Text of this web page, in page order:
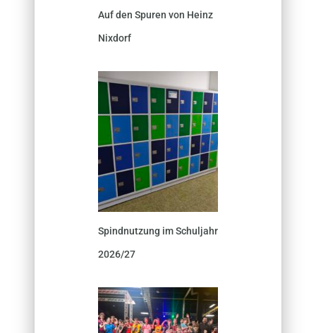
Auf den Spuren von Heinz
Nixdorf
Spindnutzung im Schuljahr
2026/27